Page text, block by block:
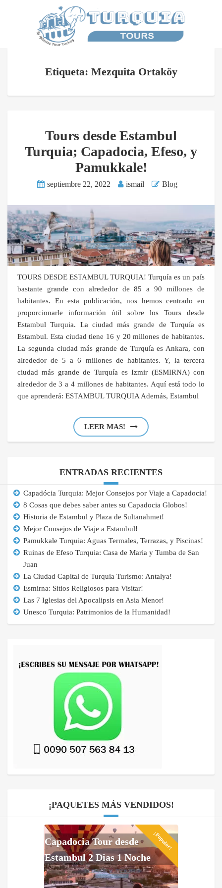
Etiqueta: Mezquita Ortaköy
Tours desde Estambul
Turquia; Capadocia, Efeso, y
Pamukkale!
septiembre 22, 2022 ismail Blog
TOURS DESDE ESTAMBUL TURQUIA! Turquía es un país
bastante grande con alrededor de 85 a 90 millones de
habitantes. En esta publicación, nos hemos centrado en
proporcionarle información útil sobre los Tours desde
Estambul Turquia. La ciudad más grande de Turquía es
Estambul. Esta ciudad tiene 16 y 20 millones de habitantes.
La segunda ciudad más grande de Turquía es Ankara, con
alrededor de 5 a 6 millones de habitantes. Y, la tercera
ciudad más grande de Turquía es Izmir (ESMIRNA) con
alrededor de 3 a 4 millones de habitantes. Aquí está todo lo
que aprenderá: ESTAMBUL TURQUIA Además, Estambul
LEER MAS!
ENTRADAS RECIENTES
Capadócia Turquia: Mejor Consejos por Viaje a Capadocia!
8 Cosas que debes saber antes su Capadocia Globos!
Historia de Estambul y Plaza de Sultanahmet!
Mejor Consejos de Viaje a Estambul!
Pamukkale Turquia: Aguas Termales, Terrazas, y Piscinas!
Ruinas de Efeso Turquia: Casa de Maria y Tumba de San
Juan
La Ciudad Capital de Turquia Turismo: Antalya!
Esmirna: Sitios Religiosos para Visitar!
Las 7 Iglesias del Apocalipsis en Asia Menor!
Unesco Turquia: Patrimonios de la Humanidad!
¡PAQUETES MÁS VENDIDOS!
¡Popular!
Capadocia Tour desde
Estambul 2 Dias 1 Noche